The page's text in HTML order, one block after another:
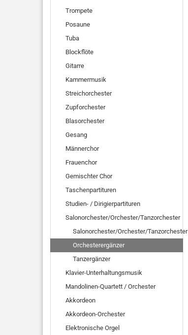
Trompete
Posaune
Tuba
Blockflöte
Gitarre
Kammermusik
Streichorchester
Zupforchester
Blasorchester
Gesang
Männerchor
Frauenchor
Gemischter Chor
Taschenpartituren
Studien- / Dirigierpartituren
Salonorchester/Orchester/Tanzorchester
Salonorchester/Orchester/Tanzorchester
Orchesterergänzer
Tanzergänzer
Klavier-Unterhaltungsmusik
Mandolinen-Quartett / Orchester
Akkordeon
Akkordeon-Orchester
Elektronische Orgel